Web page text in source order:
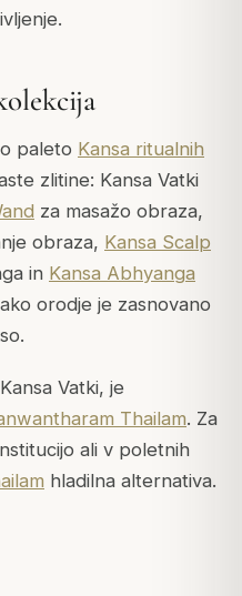
paleto Kansa ritualnih
zlitine: Kansa Vatki
za masažo obraza,
obraza, Kansa Scalp
in Kansa Abhyanga
orodje je zasnovano
Vatki, je
Thailam. Za
ali v poletnih
hladilna alternativa.